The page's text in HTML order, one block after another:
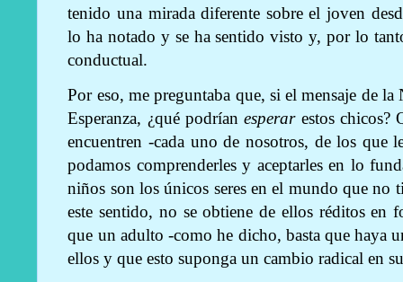
tenido una mirada diferente sobre el joven
lo ha notado y se ha sentido visto y, por lo
conductual.
Por eso, me preguntaba que, si el mensaje de
Esperanza, ¿qué podríanesperarestos chicos?
encuentren -cada uno de nosotros, de los que
podamos comprenderles y aceptarles en lo
niños son los únicos seres en el mundo que no
este sentido, no se obtiene de ellos réditos en
que un adulto -como he dicho, basta que haya
ellos y que esto suponga un cambio radical en